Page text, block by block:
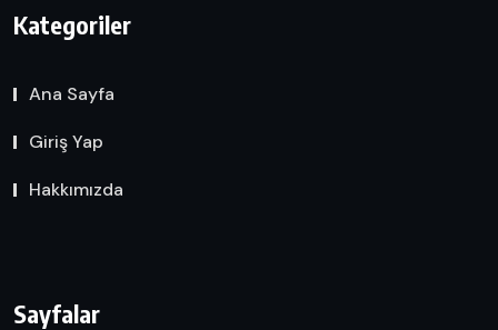
Kategoriler
Ana Sayfa
Giriş Yap
Hakkımızda
Sayfalar